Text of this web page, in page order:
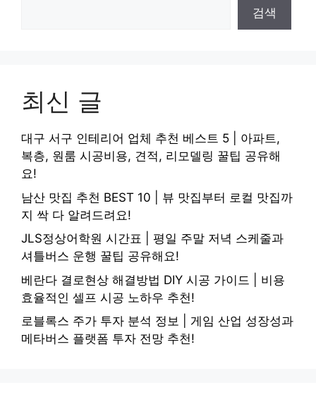
검색
최신 글
대구 서구 인테리어 업체 추천 베스트 5 | 아파트,
복층, 원룸 시공비용, 견적, 리모델링 꿀팁 공유해
요!
남산 맛집 추천 BEST 10 | 뷰 맛집부터 로컬 맛집까
지 싹 다 알려드려요!
JLS정상어학원 시간표 | 평일 주말 저녁 스케줄과
셔틀버스 운행 꿀팁 공유해요!
베란다 결로현상 해결방법 DIY 시공 가이드 | 비용
효율적인 셀프 시공 노하우 추천!
로블록스 주가 투자 분석 정보 | 게임 산업 성장성과
메타버스 플랫폼 투자 전망 추천!